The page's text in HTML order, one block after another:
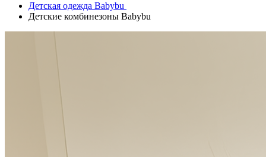
Детская одежда Babybu
Детские комбинезоны Babybu